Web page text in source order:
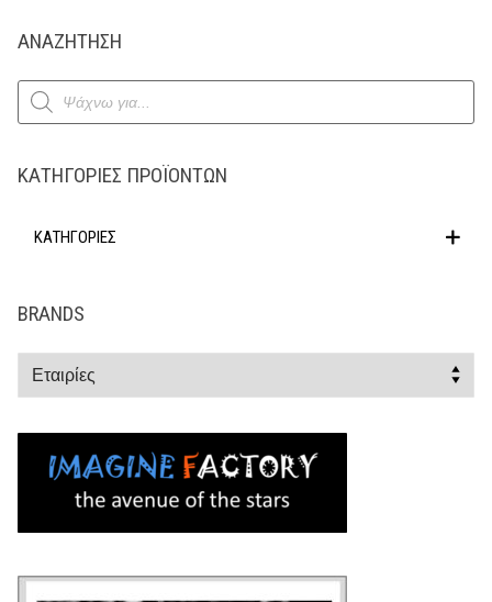
ΑΝΑΖΗΤΗΣΗ
Products
search
ΚΑΤΗΓΟΡΊΕΣ ΠΡΟΪΌΝΤΩΝ
ΚΑΤΗΓΟΡΙΕΣ
BRANDS